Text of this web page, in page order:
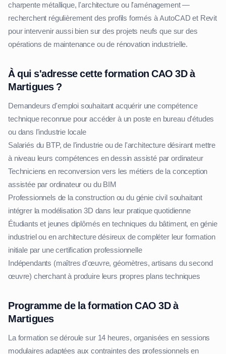
charpente métallique, l'architecture ou l'aménagement —
recherchent régulièrement des profils formés à AutoCAD et Revit
pour intervenir aussi bien sur des projets neufs que sur des
opérations de maintenance ou de rénovation industrielle.
À qui s'adresse cette formation CAO 3D à
Martigues ?
Demandeurs d'emploi souhaitant acquérir une compétence
technique reconnue pour accéder à un poste en bureau d'études
ou dans l'industrie locale
Salariés du BTP, de l'industrie ou de l'architecture désirant mettre
à niveau leurs compétences en dessin assisté par ordinateur
Techniciens en reconversion vers les métiers de la conception
assistée par ordinateur ou du BIM
Professionnels de la construction ou du génie civil souhaitant
intégrer la modélisation 3D dans leur pratique quotidienne
Étudiants et jeunes diplômés en techniques du bâtiment, en génie
industriel ou en architecture désireux de compléter leur formation
initiale par une certification professionnelle
Indépendants (maîtres d'œuvre, géomètres, artisans du second
œuvre) cherchant à produire leurs propres plans techniques
Programme de la formation CAO 3D à
Martigues
La formation se déroule sur 14 heures, organisées en sessions
modulaires adaptées aux contraintes des professionnels en